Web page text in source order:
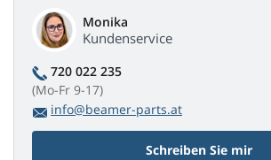
Monika
Kundenservice
720 022 235
(Mo-Fr 9-17)
info@beamer-parts.at
Schreiben Sie mir